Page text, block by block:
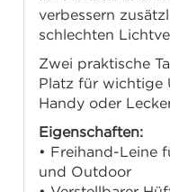
verbessern
schlechten
Zwei praktische
Platz für wichtige
Handy oder
Eigenschaften:
• Freihand-Leine
und Outdoor